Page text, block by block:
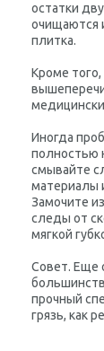
остатки
очищаются
плитка.
Кроме
Иногда
полностью
смывайте
материалы
Замочите
следы от
мягкой
Совет. Еще
прочный
грязь, как